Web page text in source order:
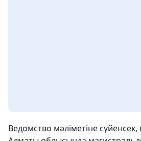
Ведомство мәліметіне сүйенсек,